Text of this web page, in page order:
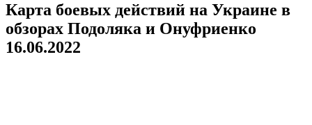
Карта боевых действий на Украине в
обзорах Подоляка и Онуфриенко
16.06.2022